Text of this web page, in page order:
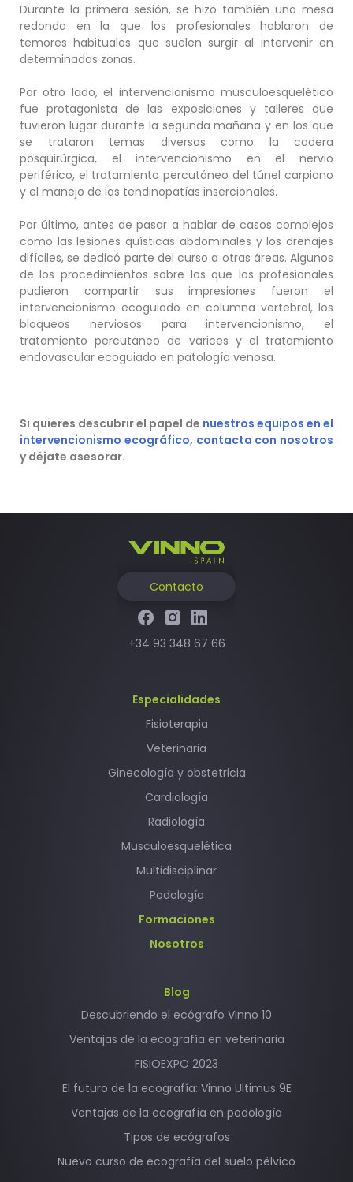
Durante la primera sesión, se hizo también una mesa
redonda en la que los profesionales hablaron de
temores habituales que suelen surgir al intervenir en
determinadas zonas.
Por otro lado, el intervencionismo musculoesquelético
fue protagonista de las exposiciones y talleres que
tuvieron lugar durante la segunda mañana y en los que
se trataron temas diversos como la cadera
posquirúrgica, el intervencionismo en el nervio
periférico, el tratamiento percutáneo del túnel carpiano
y el manejo de las tendinopatías insercionales.
Por último, antes de pasar a hablar de casos complejos
como las lesiones quísticas abdominales y los drenajes
difíciles, se dedicó parte del curso a otras áreas. Algunos
de los procedimientos sobre los que los profesionales
pudieron compartir sus impresiones fueron el
intervencionismo ecoguiado en columna vertebral, los
bloqueos nerviosos para intervencionismo, el
tratamiento percutáneo de varices y el tratamiento
endovascular ecoguiado en patología venosa.
Si quieres descubrir el papel de nuestros equipos en el
intervencionismo ecográfico, contacta con nosotros
y déjate asesorar.
Contacto
+34 93 348 67 66
Especialidades
Fisioterapia
Veterinaria
Ginecología y obstetricia
Cardiología
Radiología
Musculoesquelética
Multidisciplinar
Podología
Formaciones
Nosotros
Blog
Descubriendo el ecógrafo Vinno 10
Ventajas de la ecografía en veterinaria
FISIOEXPO 2023
El futuro de la ecografía: Vinno Ultimus 9E
Ventajas de la ecografía en podología
Tipos de ecógrafos
Nuevo curso de ecografía del suelo pélvico